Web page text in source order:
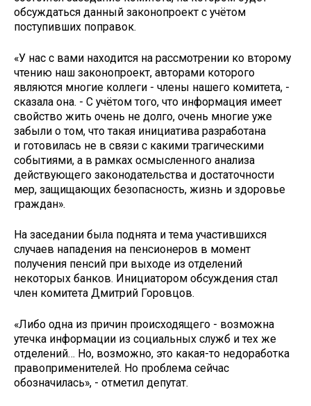
обсуждаться данный законопроект с учётом
поступивших поправок.
«У нас с вами находится на рассмотрении ко второму
чтению наш законопроект, авторами которого
являются многие коллеги - члены нашего комитета, -
сказала она. - С учётом того, что информация имеет
свойство жить очень не долго, очень многие уже
забыли о том, что такая инициатива разработана
и готовилась не в связи с какими трагическими
событиями, а в рамках осмысленного анализа
действующего законодательства и достаточности
мер, защищающих безопасность, жизнь и здоровье
граждан».
На заседании была поднята и тема участившихся
случаев нападения на пенсионеров в момент
получения пенсий при выходе из отделений
некоторых банков. Инициатором обсуждения стал
член комитета Дмитрий Горовцов.
«Либо одна из причин происходящего - возможна
утечка информации из социальных служб и тех же
отделений… Но, возможно, это какая-то недоработка
правоприменителей. Но проблема сейчас
обозначилась», - отметил депутат.